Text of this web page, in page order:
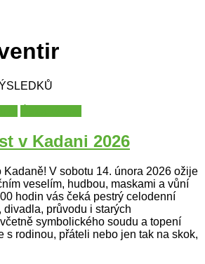
v Kadani 2026
Kadaně! V sobotu 14. února 2026 ožije
veselím, hudbou, maskami a vůní
hodin vás čeká pestrý celodenní
divadla, průvodu i starých
symbolického soudu a topení
s rodinou, přáteli nebo jen tak na skok,